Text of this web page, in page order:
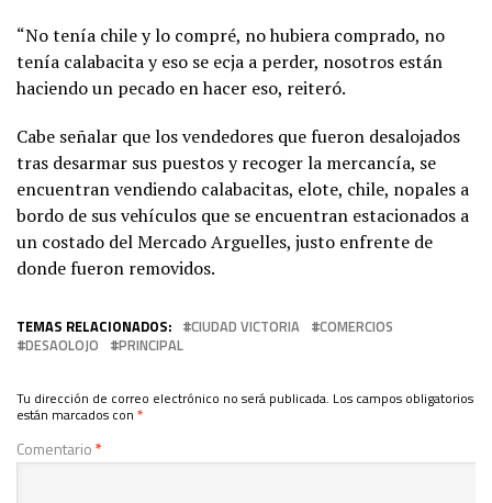
“No tenía chile y lo compré, no hubiera comprado, no
tenía calabacita y eso se ecja a perder, nosotros están
haciendo un pecado en hacer eso, reiteró.
Cabe señalar que los vendedores que fueron desalojados
tras desarmar sus puestos y recoger la mercancía, se
encuentran vendiendo calabacitas, elote, chile, nopales a
bordo de sus vehículos que se encuentran estacionados a
un costado del Mercado Arguelles, justo enfrente de
donde fueron removidos.
TEMAS RELACIONADOS: CIUDAD VICTORIA
COMERCIOS
DESAOLOJO
PRINCIPAL
Tu dirección de correo electrónico no será publicada. Los campos obligatorios
están marcados con *
Comentario*